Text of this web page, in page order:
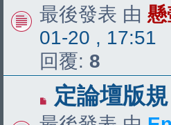
最後發表 由 懸
01-20 , 17:51
回覆: 8
定論壇版規